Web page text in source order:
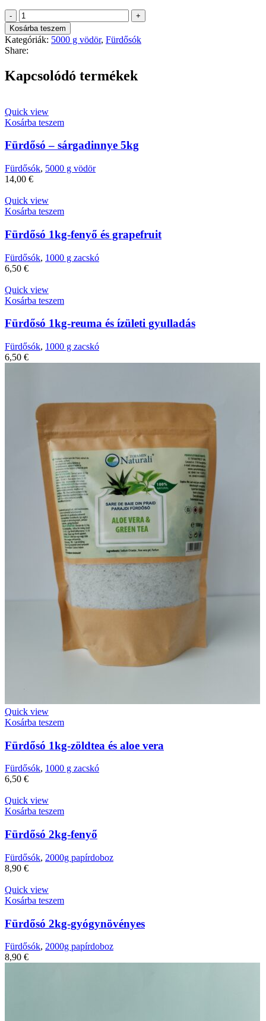
Fürdősó
5kg-
zsálya
és
zöldtea
Kosárba teszem
Kategóriák: 5000 g vödör, Fürdősók
Share:
Kapcsolódó termékek
Quick view
Kosárba teszem
Fürdősó – sárgadinnye 5kg
Fürdősók, 5000 g vödör
14,00 €
Quick view
Kosárba teszem
Fürdősó 1kg-fenyő és grapefruit
Fürdősók, 1000 g zacskó
6,50 €
Quick view
Kosárba teszem
Fürdősó 1kg-reuma és ízületi gyulladás
Fürdősók, 1000 g zacskó
6,50 €
Quick view
Kosárba teszem
Fürdősó 1kg-zöldtea és aloe vera
Fürdősók, 1000 g zacskó
6,50 €
Quick view
Kosárba teszem
Fürdősó 2kg-fenyő
Fürdősók, 2000g papírdoboz
8,90 €
Quick view
Kosárba teszem
Fürdősó 2kg-gyógynövényes
Fürdősók, 2000g papírdoboz
8,90 €